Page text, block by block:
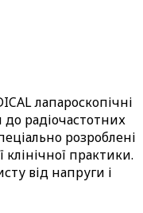
лапароскопічні
радіочастотних
розроблені
практики.
від напруги і